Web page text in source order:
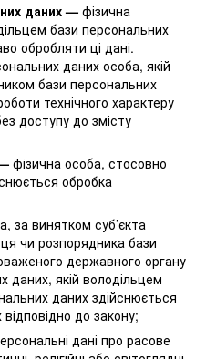
даних — фізична
бази персональних
обробляти ці дані.
даних особа, якій
бази персональних
технічного характеру
доступу до змісту
фізична особа, стосовно
обробка
за винятком суб’єкта
чи розпорядника бази
державного органу
даних, якій володільцем
даних здійснюється
до закону;
дані про расове